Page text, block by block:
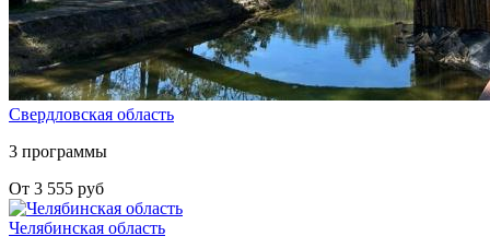
Свердловская область
3 программы
От 3 555 руб
Челябинская область